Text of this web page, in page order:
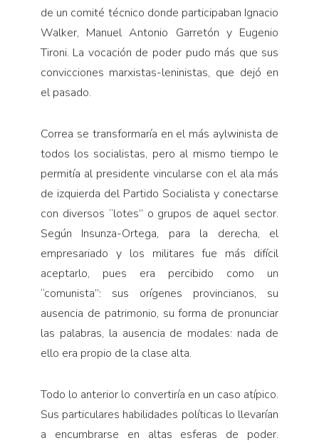
de un comité técnico donde participaban Ignacio
Walker, Manuel Antonio Garretón y Eugenio
Tironi. La vocación de poder pudo más que sus
convicciones marxistas-leninistas, que dejó en
el pasado.
Correa se transformaría en el más aylwinista de
todos los socialistas, pero al mismo tiempo le
permitía al presidente vincularse con el ala más
de izquierda del Partido Socialista y conectarse
con diversos “lotes” o grupos de aquel sector.
Según Insunza-Ortega, para la derecha, el
empresariado y los militares fue más difícil
aceptarlo, pues era percibido como un
“comunista”: sus orígenes provincianos, su
ausencia de patrimonio, su forma de pronunciar
las palabras, la ausencia de modales: nada de
ello era propio de la clase alta.
Todo lo anterior lo convertiría en un caso atípico.
Sus particulares habilidades políticas lo llevarían
a encumbrarse en altas esferas de poder.